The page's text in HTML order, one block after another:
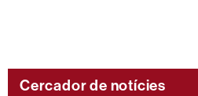
Cercador de notícies